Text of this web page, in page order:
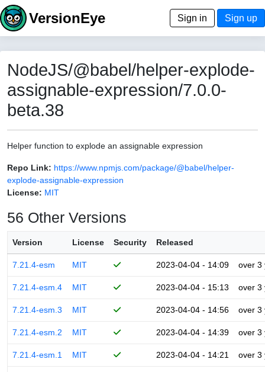
VersionEye Sign in Sign up
NodeJS/@babel/helper-explode-
assignable-expression/7.0.0-
beta.38
Helper function to explode an assignable expression
Repo Link: https://www.npmjs.com/package/@babel/helper-
explode-assignable-expression
License: MIT
56 Other Versions
Version License Security Released
7.21.4-esm MIT 2023-04-04 - 14:09 over 3
7.21.4-esm.4 MIT 2023-04-04 - 15:13 over 3
7.21.4-esm.3 MIT 2023-04-04 - 14:56 over 3
7.21.4-esm.2 MIT 2023-04-04 - 14:39 over 3
7.21.4-esm.1 MIT 2023-04-04 - 14:21 over 3